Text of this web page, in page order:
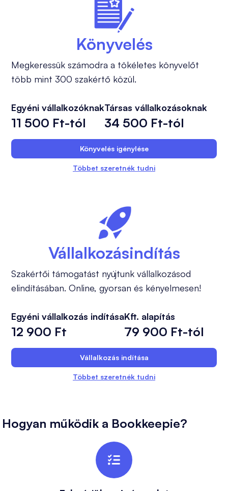
Könyvelés
Megkeressük számodra a tökéletes könyvelőt
több mint 300 szakértő közül.
Egyéni vállalkozóknak
11 500 Ft-tól
Társas vállalkozásoknak
34 500 Ft-tól
Könyvelés igénylése
Többet szeretnék tudni
Vállalkozásindítás
Szakértői támogatást nyújtunk vállalkozásod
elindításában. Online, gyorsan és kényelmesen!
Egyéni vállalkozás indítása
12 900 Ft
Kft. alapítás
79 900 Ft-tól
Vállalkozás indítása
Többet szeretnék tudni
Hogyan működik a Bookkeepie?
